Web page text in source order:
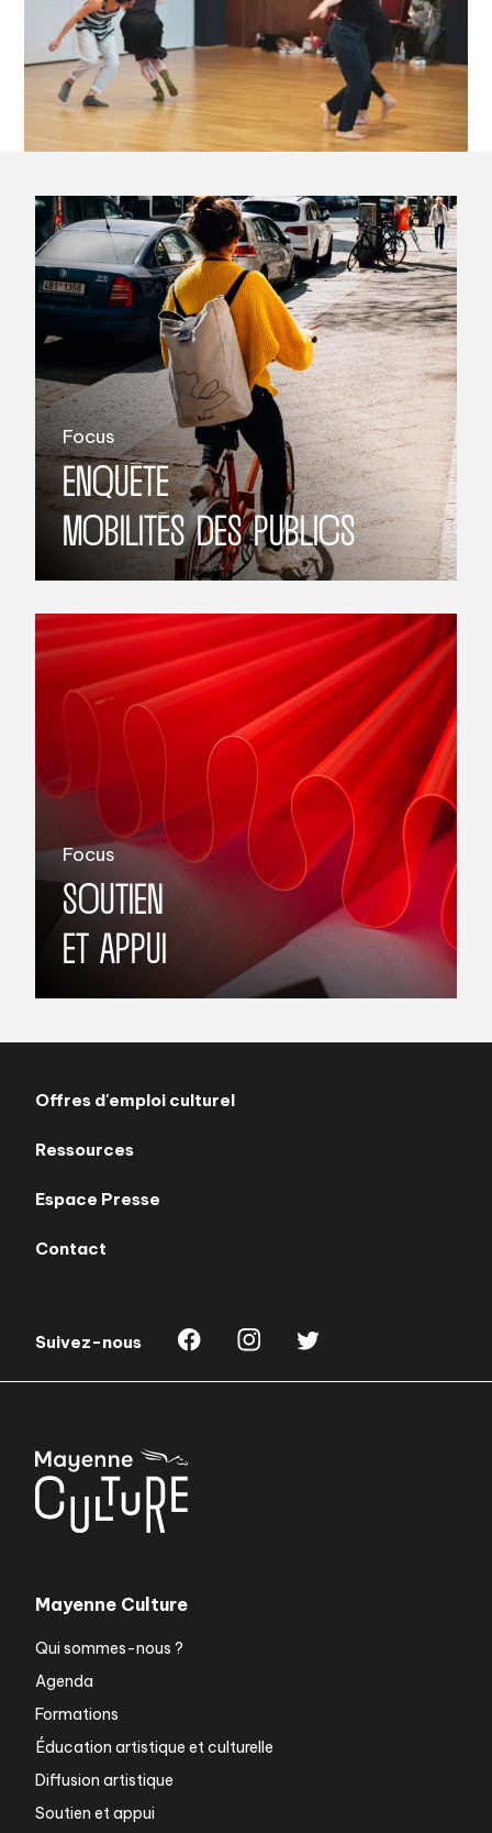
Focus
ENQUÊTE
MOBILITÉS DES PUBLICS
Focus
SOUTIEN
ET APPUI
Offres d'emploi culturel
Ressources
Espace Presse
Contact
Suivez-nous
Mayenne Culture
Qui sommes-nous ?
Agenda
Formations
Éducation artistique et culturelle
Diffusion artistique
Soutien et appui